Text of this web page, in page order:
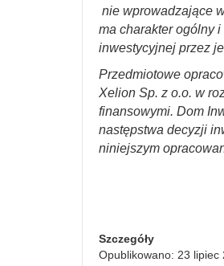
nie wprowadzające
ma charakter ogólny
inwestycyjnej przez
Przedmiotowe
Xelion Sp. z o.o. w
finansowymi. Dom
następstwa decyzji
niniejszym
Szczegóły
Opublikowano: 23 lipiec